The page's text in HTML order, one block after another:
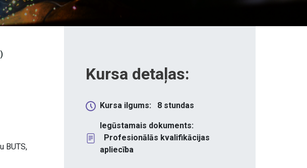
BUTS,
Kursa detaļas:
Kursa ilgums: 8 stundas
Iegūstamais dokuments:
Profesionālās kvalifikācijas
apliecība